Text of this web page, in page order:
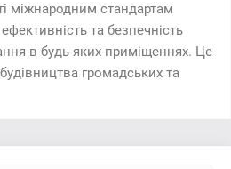
міжнародним стандартам
та безпечність
в будь-яких приміщеннях. Це
громадських та